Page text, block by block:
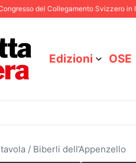
del Collegamento Svizzero in
Edizioni OSE
/ Biberli dell’Appenzello